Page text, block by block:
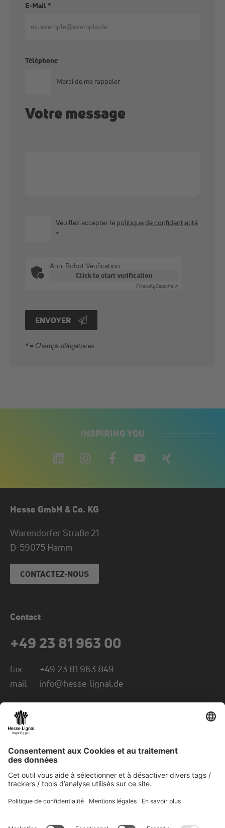
E-Mail*
Téléphone
Merci de me rappeler
Votre message
Veuillez accepter le politique de confidentialité
*
Anti-Robot Verification
Click to start verification
FriendlyCaptcha ⇗
ENVOYER
* = Champs obligatoires
INSPIRING YOU
Hesse GmbH & Co. KG
Warendorfer Straße 21
D-59075 Hamm
CONTACTEZ-NOUS
Contact
+49 23 81 963 00
fax
+49 23 81 963 849
mail
info@hesse-lignal.de
Newsletter
Informations mensuelles sur les produits
innovants
Choisissez votre domaine : artisanat ou
industrie